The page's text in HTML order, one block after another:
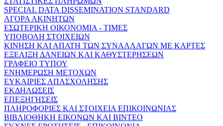
SPECIAL DATA DISSEMINATION STANDARD
ΑΓΟΡΑ ΑΚΙΝΗΤΩΝ
ΕΣΩΤΕΡΙΚΗ ΟΙΚΟΝΟΜΙΑ - ΤΙΜΕΣ
ΥΠΟΒΟΛΗ ΣΤΟΙΧΕΙΩΝ
ΚΙΝΗΣΗ ΚΑΙ ΑΠΑΤΗ ΤΩΝ ΣΥΝΑΛΛΑΓΩΝ ΜΕ ΚΑΡΤΕΣ
ΕΞΕΛΙΞΗ ΔΑΝΕΙΩΝ ΚΑΙ ΚΑΘΥΣΤΕΡΗΣΕΩΝ
ΓΡΑΦΕΙΟ ΤΥΠΟΥ
ΕΝΗΜΕΡΩΣΗ ΜΕΤΟΧΩΝ
ΕΥΚΑΙΡΙΕΣ ΑΠΑΣΧΟΛΗΣΗΣ
ΕΚΔΗΛΩΣΕΙΣ
ΕΠΕΞΗΓΗΣΕΙΣ
ΠΛΗΡΟΦΟΡΙΕΣ ΚΑΙ ΣΤΟΙΧΕΙΑ ΕΠΙΚΟΙΝΩΝΙΑΣ
ΒΙΒΛΙΟΘΗΚΗ ΕΙΚΟΝΩΝ ΚΑΙ ΒΙΝΤΕΟ